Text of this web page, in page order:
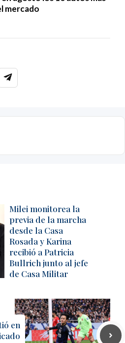
mercado
Milei monitorea la
previa de la marcha
desde la Casa
Rosada y Karina
recibió a Patricia
Bullrich junto al jefe
de Casa Militar
en